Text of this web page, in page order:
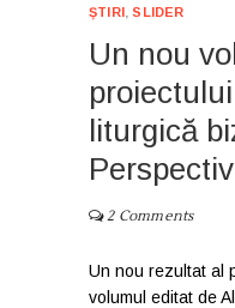
ȘTIRI ,SLIDER
Un nou
liturgică
2 Comments
Un nou rezultat al
volumul editat de